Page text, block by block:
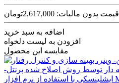
قیمت بدون مالیات: 2,617,000تومان
اضافه به سبد خرید
افزودن به لیست دلخواه
مقایسه این محصول